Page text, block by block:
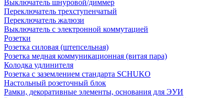
Выключатель шнуровой/диммер
Переключатель трехступенчатый
Переключатель жалюзи
Выключатель с электронной коммутацией
Розетки
Розетка силовая (штепсельная)
Розетка медная коммуникационная (витая пара)
Колодка удлинителя
Розетка с заземлением стандарта SCHUKO
Настольный розеточный блок
Рамки, декоративные элементы, основания для ЭУИ